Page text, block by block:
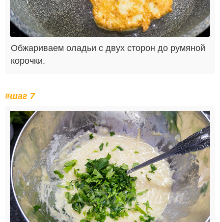
Обжариваем оладьи с двух сторон до румяной
корочки.
#шаг 7